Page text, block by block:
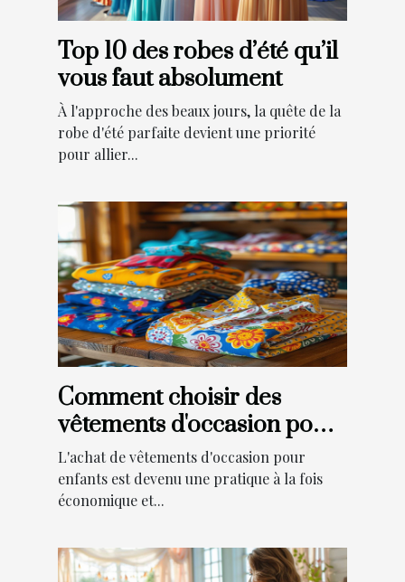
Top 10 des robes d’été qu’il
vous faut absolument
À l'approche des beaux jours, la quête de la
robe d'été parfaite devient une priorité
pour allier...
Comment choisir des
vêtements d'occasion pour
enfants en ligne
L'achat de vêtements d'occasion pour
enfants est devenu une pratique à la fois
économique et...